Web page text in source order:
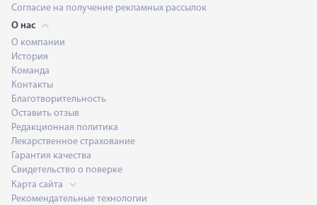
Согласие на получение рекламных рассылок
О нас
О компании
История
Команда
Контакты
Благотворительность
Оставить отзыв
Редакционная политика
Лекарственное страхование
Гарантия качества
Свидетельство о поверке
Карта сайта
Рекомендательные технологии